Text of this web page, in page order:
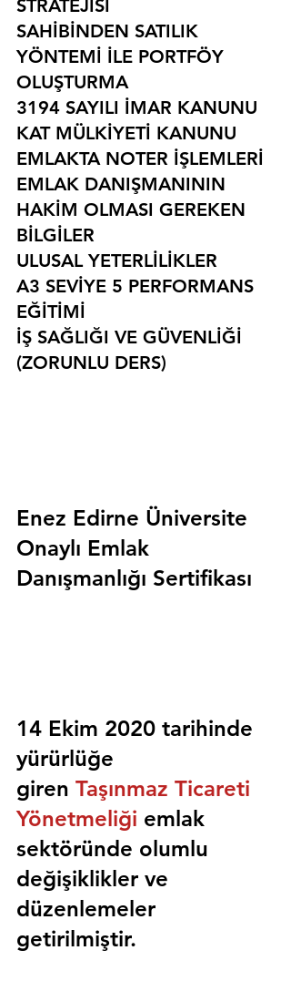
STRATEJİSİ
SAHİBİNDEN SATILIK
YÖNTEMİ İLE PORTFÖY
OLUŞTURMA
3194 SAYILI İMAR KANUNU
KAT MÜLKİYETİ KANUNU
EMLAKTA NOTER İŞLEMLERİ
EMLAK DANIŞMANININ
HAKİM OLMASI GEREKEN
BİLGİLER
ULUSAL YETERLİLİKLER
A3 SEVİYE 5 PERFORMANS
EĞİTİMİ
İŞ SAĞLIĞI VE GÜVENLİĞİ
(ZORUNLU DERS)
Enez Edirne Üniversite
Onaylı Emlak
Danışmanlığı Sertifikası
14 Ekim 2020 tarihinde
yürürlüğe
giren Taşınmaz Ticareti
Yönetmeliği emlak
sektöründe olumlu
değişiklikler ve
düzenlemeler
getirilmiştir.